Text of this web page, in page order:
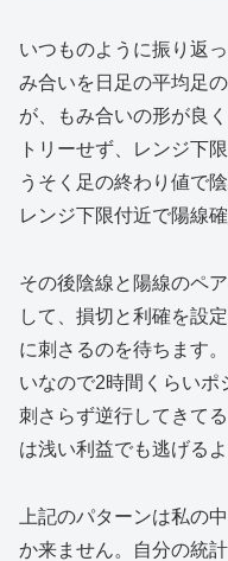
いつものように振り返
み合いを日足の平均足
が、もみ合いの形が良
トリーせず、レンジ下
うそく足の終わり値で
レンジ下限付近で陽線
その後陰線と陽線のペ
して、損切と利確を設
に刺さるのを待ちます
いなので2時間くらいポ
刺さらず逆行してきて
は浅い利益でも逃げる
上記のパターンは私の
か来ません。自分の統